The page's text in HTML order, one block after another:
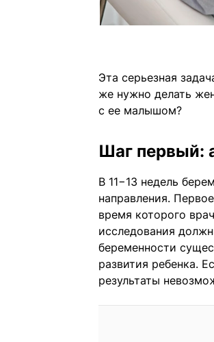
Эта серьезная
же нужно делать
с ее малышом?
Шаг первый:
В 11−13 недель
направления.
время которого
исследования
беременности
развития ребенка.
результаты